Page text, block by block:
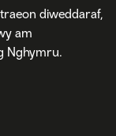
diweddaraf,
am
Nghymru.